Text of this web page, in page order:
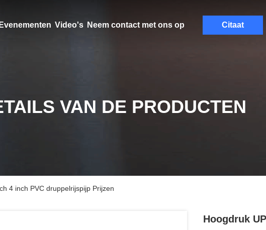
Evenementen Video's Neem contact met ons op Citaat
VAN DE PRODUCTEN
4 inch PVC druppelrijspijp Prijzen
Hoogdruk